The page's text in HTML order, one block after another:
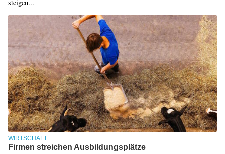
steigen...
WIRTSCHAFT
Firmen streichen Ausbildungsplätze